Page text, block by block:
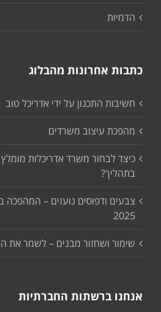
הדמיות
כתבות אחרונות מהבלוג
חשיבות התכנון על ידי אדריכל טוב
מהפכת עיצוב משרדים
כיצד לבחור משרד אדריכלות
בתהליך?
צבעים ודפוסים נועזים – המהפכה
2025
שימור ושחזור מבנים – לשמר את
אנחנו ברשתות החברתיות